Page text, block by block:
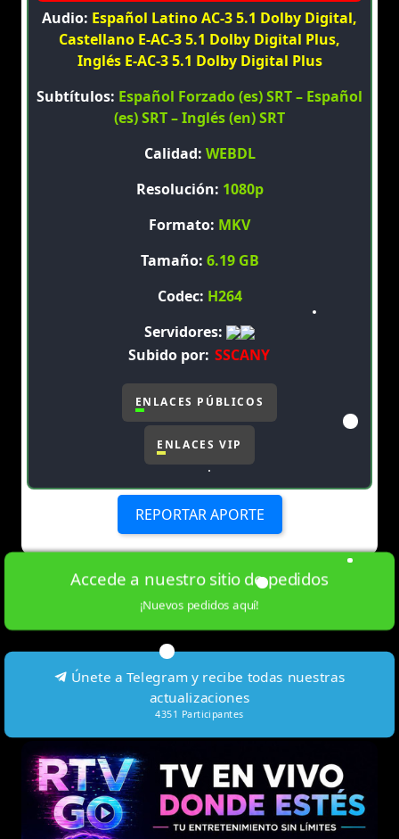
Audio: Español Latino AC-3 5.1 Dolby Digital,
Castellano E-AC-3 5.1 Dolby Digital Plus,
Inglés E-AC-3 5.1 Dolby Digital Plus
Subtítulos: Español Forzado (es) SRT – Español
(es) SRT – Inglés (en) SRT
Calidad: WEBDL
Resolución: 1080p
Formato: MKV
Tamaño: 6.19 GB
Codec: H264
Servidores:
Subido por: SSCANY
ENLACES PÚBLICOS
ENLACES VIP
REPORTAR APORTE
Accede a nuestro sitio de pedidos
¡Nuevos pedidos aquí!
Únete a Telegram y recibe todas nuestras
actualizaciones
4351 Participantes